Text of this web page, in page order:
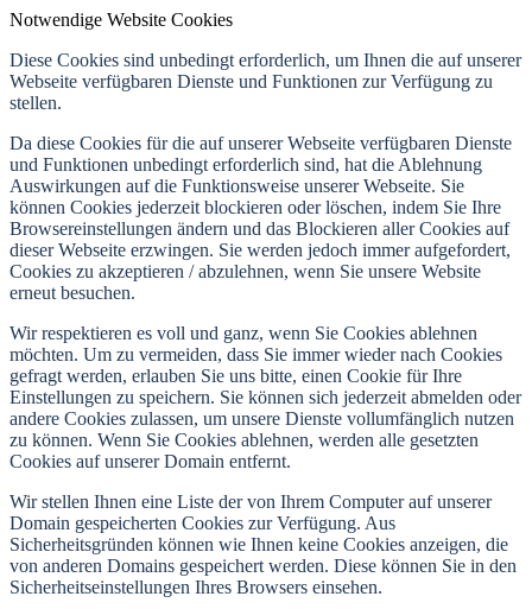
Notwendige Website Cookies
Diese Cookies sind unbedingt erforderlich, um Ihnen die auf unserer
Webseite verfügbaren Dienste und Funktionen zur Verfügung zu
stellen.
Da diese Cookies für die auf unserer Webseite verfügbaren Dienste
und Funktionen unbedingt erforderlich sind, hat die Ablehnung
Auswirkungen auf die Funktionsweise unserer Webseite. Sie
können Cookies jederzeit blockieren oder löschen, indem Sie Ihre
Browsereinstellungen ändern und das Blockieren aller Cookies auf
dieser Webseite erzwingen. Sie werden jedoch immer aufgefordert,
Cookies zu akzeptieren / abzulehnen, wenn Sie unsere Website
erneut besuchen.
Wir respektieren es voll und ganz, wenn Sie Cookies ablehnen
möchten. Um zu vermeiden, dass Sie immer wieder nach Cookies
gefragt werden, erlauben Sie uns bitte, einen Cookie für Ihre
Einstellungen zu speichern. Sie können sich jederzeit abmelden oder
andere Cookies zulassen, um unsere Dienste vollumfänglich nutzen
zu können. Wenn Sie Cookies ablehnen, werden alle gesetzten
Cookies auf unserer Domain entfernt.
Wir stellen Ihnen eine Liste der von Ihrem Computer auf unserer
Domain gespeicherten Cookies zur Verfügung. Aus
Sicherheitsgründen können wie Ihnen keine Cookies anzeigen, die
von anderen Domains gespeichert werden. Diese können Sie in den
Sicherheitseinstellungen Ihres Browsers einsehen.